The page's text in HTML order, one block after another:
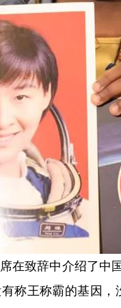
致辞中介绍了中
称王称霸的基因